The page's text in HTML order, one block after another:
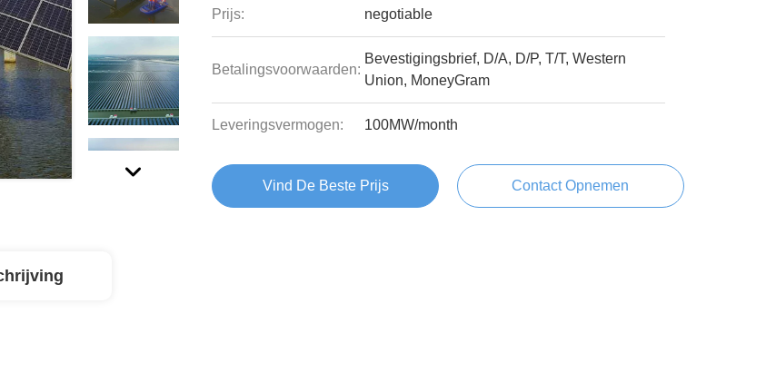
Prijs: negotiable
Betalingsvoorwaarden:
Bevestigingsbrief, D/A, D/P, T/T, Western
Union, MoneyGram
Leveringsvermogen: 100MW/month
Vind De Beste Prijs Contact Opnemen